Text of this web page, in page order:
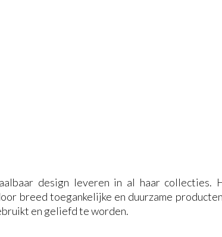
design leveren in al haar collecties.
breed toegankelijke en duurzame
en geliefd te worden.